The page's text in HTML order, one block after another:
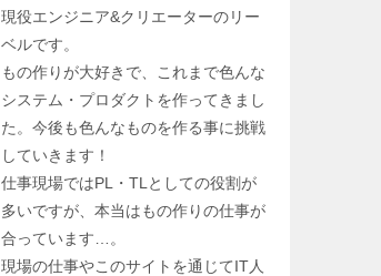
現役エンジニア&クリエーターのリー
ベルです。
もの作りが大好きで、これまで色んな
システム・プロダクトを作ってきまし
た。今後も色んなものを作る事に挑戦
していきます！
仕事現場ではPL・TLとしての役割が
多いですが、本当はもの作りの仕事が
合っています…。
現場の仕事やこのサイトを通じてIT人